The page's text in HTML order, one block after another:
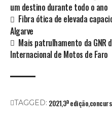
um destino durante todo o ano
Fibra ótica de elevada
Algarve
Mais patrulhamento da GNR
Internacional de Motos de Faro
TAGGED: 20213ª edição